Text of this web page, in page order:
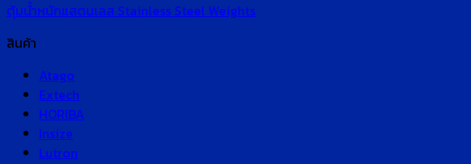
ตุ้มน้ำหนักแสตนเลส Stainless Steel Weights
สินค้า
Atago
Extech
HORIBA
Insize
Lutron